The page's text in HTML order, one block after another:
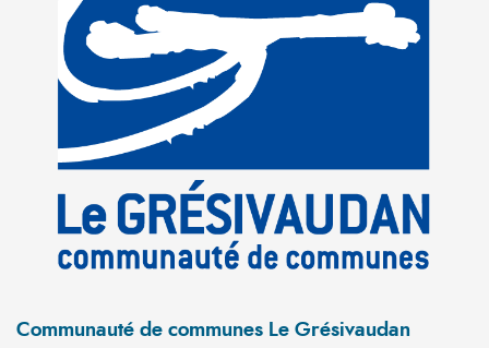
Communauté de communes Le Grésivaudan